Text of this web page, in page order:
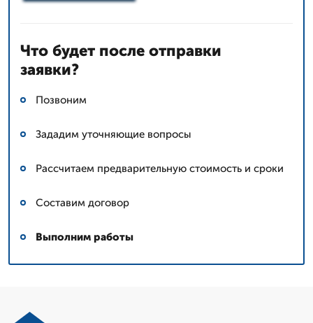
Что будет после отправки
заявки?
Позвоним
Зададим уточняющие вопросы
Рассчитаем предварительную стоимость и сроки
Составим договор
Выполним работы